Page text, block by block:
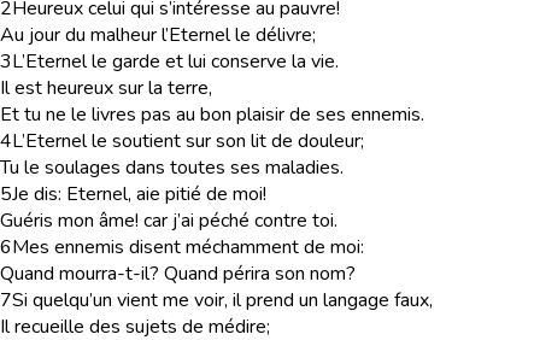
2Heureux celui qui s’intéresse au pauvre!
Au jour du malheur l’Eternel le délivre;
3L’Eternel le garde et lui conserve la vie.
Il est heureux sur la terre,
Et tu ne le livres pas au bon plaisir de ses ennemis.
4L’Eternel le soutient sur son lit de douleur;
Tu le soulages dans toutes ses maladies.
5Je dis: Eternel, aie pitié de moi!
Guéris mon âme! car j’ai péché contre toi.
6Mes ennemis disent méchamment de moi:
Quand mourra-t-il? Quand périra son nom?
7Si quelqu’un vient me voir, il prend un langage faux,
Il recueille des sujets de médire;